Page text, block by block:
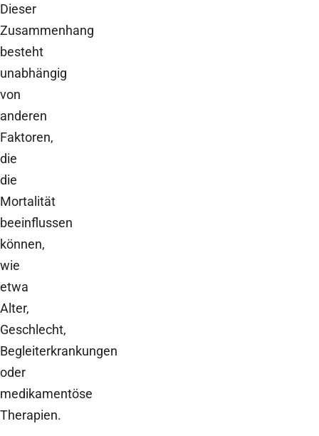
Dieser
Zusammenhang
besteht
unabhängig
von
anderen
Faktoren,
die
die
Mortalität
beeinflussen
können,
wie
etwa
Alter,
Geschlecht,
Begleiterkrankungen
oder
medikamentöse
Therapien.